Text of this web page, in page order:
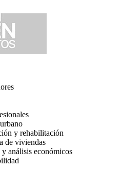
y rehabilitación
de viviendas
análisis económicos